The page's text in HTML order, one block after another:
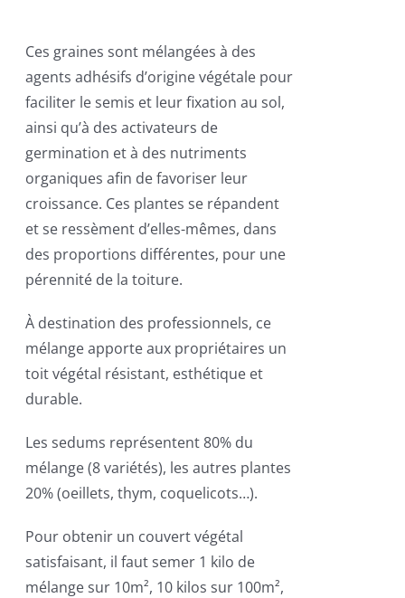
Ces graines sont mélangées à des
agents adhésifs d’origine végétale pour
faciliter le semis et leur fixation au sol,
ainsi qu’à des activateurs de
germination et à des nutriments
organiques afin de favoriser leur
croissance. Ces plantes se répandent
et se ressèment d’elles-mêmes, dans
des proportions différentes, pour une
pérennité de la toiture.
À destination des professionnels, ce
mélange apporte aux propriétaires un
toit végétal résistant, esthétique et
durable.
Les sedums représentent 80% du
mélange (8 variétés), les autres plantes
20% (oeillets, thym, coquelicots…).
Pour obtenir un couvert végétal
satisfaisant, il faut semer 1 kilo de
mélange sur 10m², 10 kilos sur 100m²,